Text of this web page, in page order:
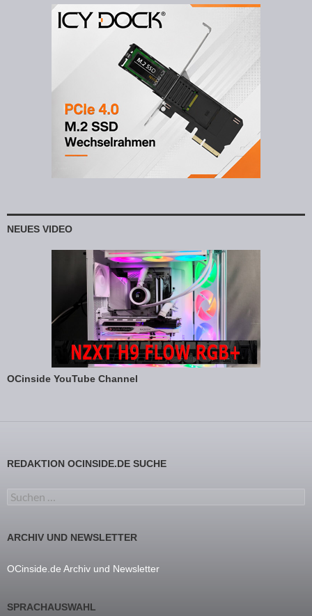
NEUES VIDEO
OCinside YouTube Channel
REDAKTION OCINSIDE.DE SUCHE
Suchen nach:
ARCHIV UND NEWSLETTER
OCinside.de Archiv und Newsletter
SPRACHAUSWAHL